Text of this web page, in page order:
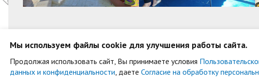
Пользовательское соглашение Политика в отношении
Мы используем файлы cookie для улучшения работы сайта.
Продолжая использовать сайт, Вы принимаете условия
данных и конфиденциальности, даете Согласие на обработку